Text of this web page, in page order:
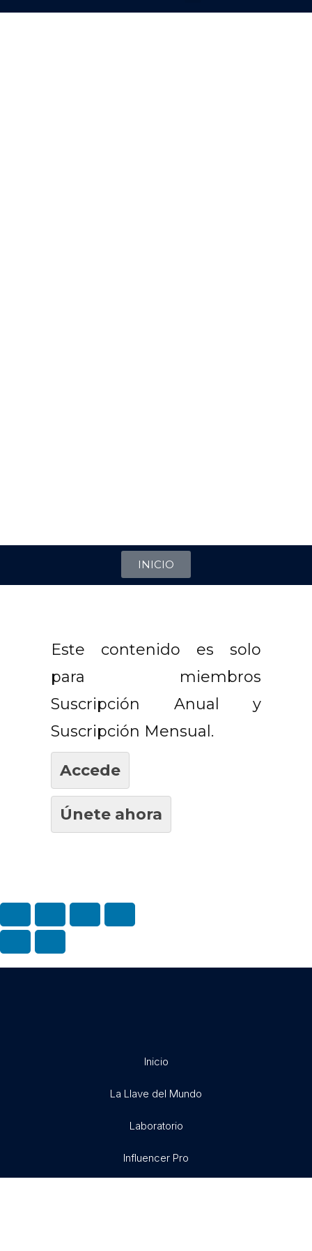
INICIO
Este contenido es solo
para miembros
Suscripción Anual y
Suscripción Mensual.
Accede
Únete ahora
Inicio
La Llave del Mundo
Laboratorio
Influencer Pro